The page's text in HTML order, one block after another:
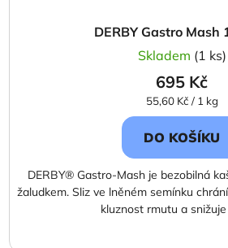
DERBY Gastro Mash
Skladem (1 ks)
695 Kč
Měrná
cena:
55,60 Kč / 1 kg
DO KOŠÍKU
DERBY® Gastro-Mash je bezobilná
žaludkem. Sliz ve lněném semínku
kluznost rmutu a snižuje